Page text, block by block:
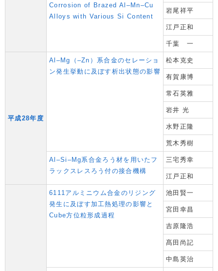
Corrosion of Brazed Al–Mn–Cu
Alloys with Various Si Content
岩尾祥平
江戸正和
千葉 一
平成28年度
Al–Mg（–Zn）系合金のセレーショ
ン発生挙動に及ぼす析出状態の影響
松本克史
有賀康博
常石英雅
岩井 光
水野正隆
荒木秀樹
Al–Si–Mg系合金ろう材を用いたフ
ラックスレスろう付の接合機構
三宅秀幸
江戸正和
6111アルミニウム合金のリジング
発生に及ぼす加工熱処理の影響と
Cube方位粒形成過程
池田賢一
宮田幸昌
吉原隆浩
髙田尚記
中島英治